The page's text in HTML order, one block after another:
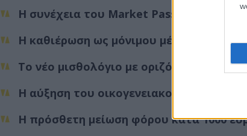
Η συνέχεια του Market Pass
Η καθιέρωση ως μόνιμου μέτρου του
Το νέο μισθολόγιο με οριζόντιες
Η αύξηση του οικογενειακού
Η πρόσθετη μείωση φόρου κατά 1000